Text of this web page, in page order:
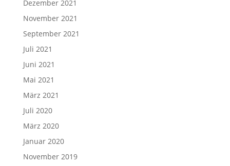
Dezember 2021
November 2021
September 2021
Juli 2021
Juni 2021
Mai 2021
März 2021
Juli 2020
März 2020
Januar 2020
November 2019